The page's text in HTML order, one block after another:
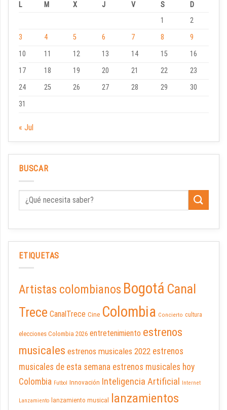
L M X J V S
D
1
2
3
4 5 6 7 8
9
10
11 12 13 14 15
16
17
18 19 20 21 22
23
24
25 26 27 28 29
30
31
« Jul
BUSCAR
ETIQUETAS
Artistas colombianos Bogotá Canal
Trece CanalTrece Cine Colombia Concierto cultura
elecciones Colombia 2026 entretenimiento estrenos
musicales estrenos musicales 2022 estrenos
musicales de esta semana estrenos musicales hoy
Colombia Futbol Innovación Inteligencia Artificial Internet
Lanzamiento lanzamiento musical
lanzamientos